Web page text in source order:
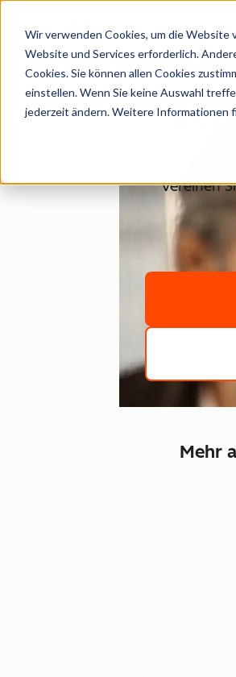
Wir verwenden Cookies, um die Website
Website und Services erforderlich.
Cookies. Sie können allen Cookies
einstellen. Wenn Sie keine Auswahl
jederzeit ändern. Weitere Informationen
Vereinen
Mehr